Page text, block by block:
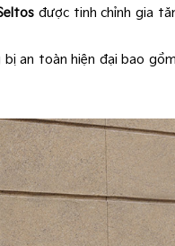
được tinh chỉnh gia
an toàn hiện đại bao